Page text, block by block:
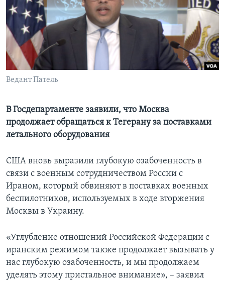
Learning English
СОЦИАЛЬНЫЕ СЕТИ
Ведант Патель
В Госдепартаменте заявили, что Москва
продолжает обращаться к Тегерану за поставками
летального оборудования
США вновь выразили глубокую озабоченность в
связи с военным сотрудничеством России с
Ираном, который обвиняют в поставках военных
беспилотников, используемых в ходе вторжения
Москвы в Украину.
«Углубление отношений Российской Федерации с
иранским режимом также продолжает вызывать у
нас глубокую озабоченность, и мы продолжаем
уделять этому пристальное внимание», – заявил